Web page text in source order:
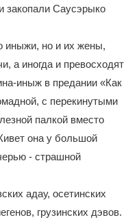
закопали Саусэрыко
иныжи, но и их жены,
а иногда и превосходят
иныж в предании «Как
с перекинутыми
палкой вместо
она у большой
- страшной
адау, осетинских
грузинских дэвов.